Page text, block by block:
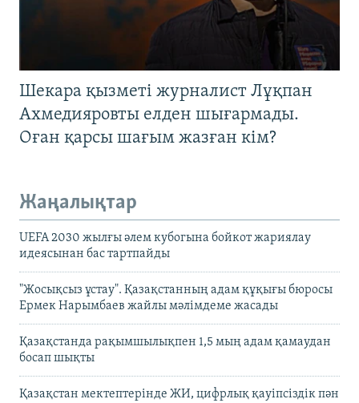
Шекара қызметі журналист Лұқпан
Ахмедияровты елден шығармады.
Оған қарсы шағым жазған кім?
Жаңалықтар
UEFA 2030 жылғы әлем кубогына бойкот жариялау
идеясынан бас тартпайды
"Жосықсыз ұстау". Қазақстанның адам құқығы бюросы
Ермек Нарымбаев жайлы мәлімдеме жасады
Қазақстанда рақымшылықпен 1,5 мың адам қамаудан
босап шықты
Қазақстан мектептерінде ЖИ, цифрлық қауіпсіздік пән